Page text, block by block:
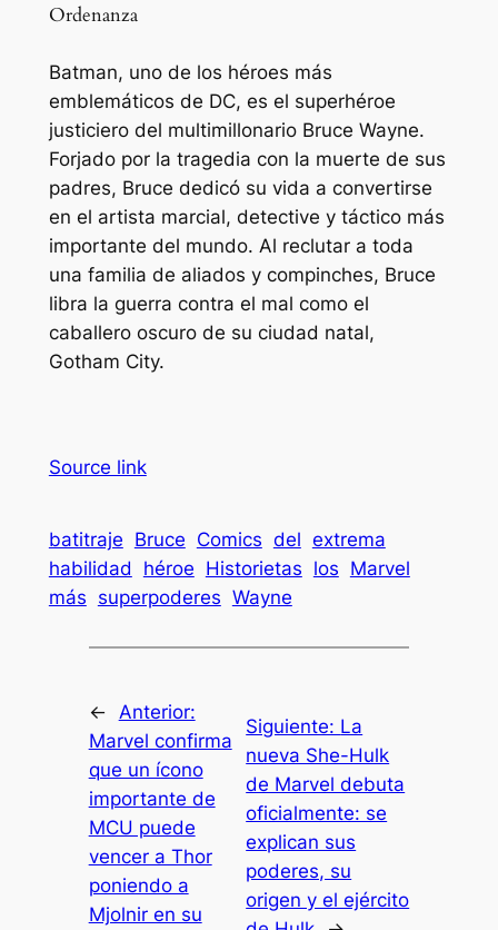
Ordenanza
Batman, uno de los héroes más
emblemáticos de DC, es el superhéroe
justiciero del multimillonario Bruce Wayne.
Forjado por la tragedia con la muerte de sus
padres, Bruce dedicó su vida a convertirse
en el artista marcial, detective y táctico más
importante del mundo. Al reclutar a toda
una familia de aliados y compinches, Bruce
libra la guerra contra el mal como el
caballero oscuro de su ciudad natal,
Gotham City.
Source link
batitraje Bruce Comics del extrema
habilidad
héroe Historietas los Marvel
más superpoderes Wayne
← Anterior:
Marvel confirma
que un ícono
importante de
MCU puede
vencer a Thor
poniendo a
Mjolnir en su
Siguiente: La
nueva She-Hulk
de Marvel debuta
oficialmente: se
explican sus
poderes, su
origen y el ejército